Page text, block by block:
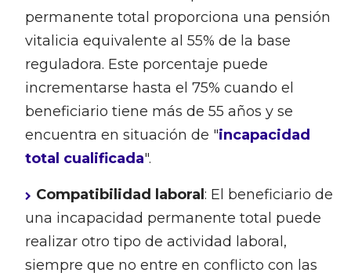
permanente total proporciona una pensión
vitalicia equivalente al 55% de la base
reguladora. Este porcentaje puede
incrementarse hasta el 75% cuando el
beneficiario tiene más de 55 años y se
encuentra en situación de "incapacidad
total cualificada".
Compatibilidad laboral : El beneficiario de
una incapacidad permanente total puede
realizar otro tipo de actividad laboral,
siempre que no entre en conflicto con las